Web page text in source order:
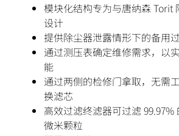
模块化结构专为与唐纳森 Torit
设计
提供除尘器泄露情形下的备用
通过测压表确定维修需求，以
能
通过两侧的检修门拿取，无需
换滤芯
高效过滤终滤器可过滤 99.97%
微米颗粒